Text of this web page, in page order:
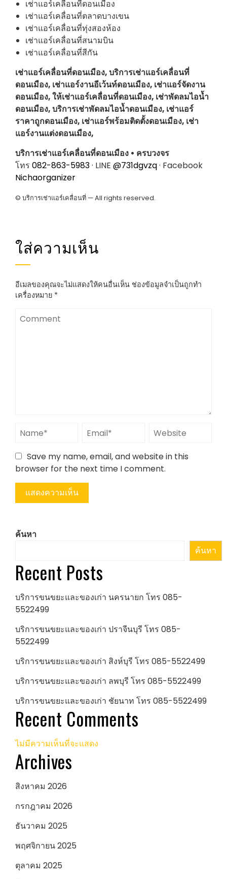
เช่าแอร์เคลื่อนที่ดอนเมือง
เช่าแอร์เคลื่อนที่ตลาดบางเขน
เช่าแอร์เคลื่อนที่ทุ่งสองห้อง
เช่าแอร์เคลื่อนที่สนามบิน
เช่าแอร์เคลื่อนที่สีกัน
เช่าแอร์เคลื่อนที่ดอนเมือง, บริการเช่าแอร์เคลื่อนที่
ดอนเมือง, เช่าแอร์งานอีเว้นท์ดอนเมือง, เช่าแอร์จัดงาน
ดอนเมือง, ให้เช่าแอร์เคลื่อนที่ดอนเมือง, เช่าพัดลมไอน้ำ
ดอนเมือง, บริการเช่าพัดลมไอน้ำดอนเมือง, เช่าแอร์
ราคาถูกดอนเมือง, เช่าแอร์พร้อมติดตั้งดอนเมือง, เช่า
แอร์งานแต่งดอนเมือง,
บริการเช่าแอร์เคลื่อนที่ดอนเมือง • ครบวงจร
โทร 082-863-5983· LINE @731dgvzq· Facebook
Nichaorganizer
© บริการเช่าแอร์เคลื่อนที่ — All rights reserved.
ใส่ความเห็น
อีเมลของคุณจะไม่แสดงให้คนอื่นเห็น ช่องข้อมูลจำเป็นถูกทำ
เครื่องหมาย *
Save my name, email, and website in this
browser for the next time I comment.
ค้นหา
ค้นหา
Recent Posts
บริการขนขยะและของเก่า นครนายก โทร 085-
5522499
บริการขนขยะและของเก่า ปราจีนบุรี โทร 085-
5522499
บริการขนขยะและของเก่า สิงห์บุรี โทร 085-5522499
บริการขนขยะและของเก่า ลพบุรี โทร 085-5522499
บริการขนขยะและของเก่า ชัยนาท โทร 085-5522499
Recent Comments
ไม่มีความเห็นที่จะแสดง
Archives
สิงหาคม 2026
กรกฎาคม 2026
ธันวาคม 2025
พฤศจิกายน 2025
ตุลาคม 2025